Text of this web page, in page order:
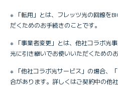
※ 「転用」とは、フレッツ光の回線を
だくためのお手続きのことです。
※ 「事業者変更」とは、他社コラボ光
光に引き継いでお使いいただくための
※ 「他社コラボ光サービス」の場合、
合があります。詳しくはご契約中の他